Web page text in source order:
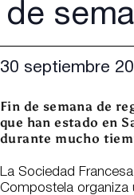
de
30 septiembre
Fin de semana de
que han estado en
durante mucho
La Sociedad
Compostela organiza